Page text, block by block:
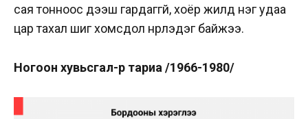
сая тонноос дээш гардаггүй, хоёр жилд нэг удаа
цар тахал шиг хомсдол нүүрлэдэг байжээ.
Ногоон хувьсгал-үр тариа /1966-1980/